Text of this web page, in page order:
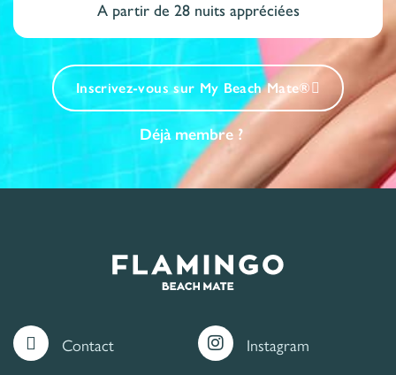
A partir de 28 nuits appréciées
Inscrivez-vous sur My Beach Mate®
Déjà membre ?
Contact Instagram